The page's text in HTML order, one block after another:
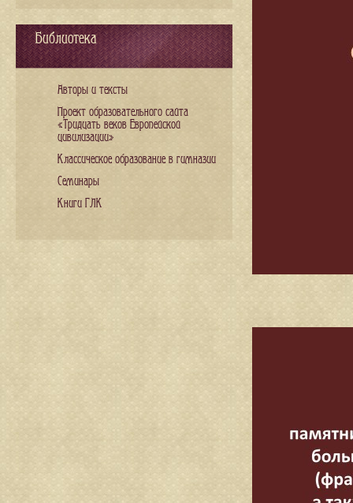
Библиотека
Авторы и тексты
Проект образовательного сайта
«Тридцать веков Европейской
цивилизации»
Классическое образование в гимназии
Семинары
Книги ГЛК